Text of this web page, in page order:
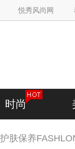
悦秀风尚网
时尚
护肤保养